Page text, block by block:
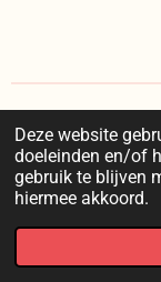
Deze website
doeleinden en/of
gebruik te blijven
hiermee akkoord.
I
n
s
t
a
r
© 2025 kaappie /